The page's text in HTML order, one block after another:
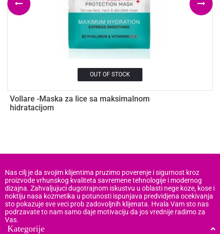
OUT OF STOCK
Vollare -Maska za lice sa maksimalnom
hidratacijom
Nas cilj je da svojim klijentima pruzimo poverenje i sigurnost kroz
proizvode vrhunskog kvaliteta savremene tehnologije i modernog
dizajna. Zahvaljujuci dugotrajnom iskustvu u oblasti nege koze, kose i
noktiju nasa kozmetika u potunosti ispunjava predvidjena ocekivanja
sto pokazuje sve veci prob zadovoljnih klijenata. Hvala Vam sto nas
podrzavate to nam samo daje motivaciju da jos vrednije radimo za
Vas.
Kategorije